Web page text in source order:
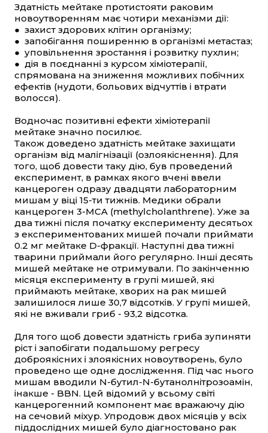
Здатність мейтаке протистояти раковим
новоутворенням має чотири механізми дії:
● захист здорових клітин організму;
● запобігання поширенню в організмі метастаз;
● уповільнення зростання і розвитку пухлин;
● дія в поєднанні з курсом хіміотерапії,
спрямована на зниження можливих побічних
ефектів (нудоти, больових відчуттів і втрати
волосся).
Водночас позитивні ефекти хіміотерапії
мейтаке значно посилює.
Також доведено здатність мейтаке захищати
організм від малігнізації (озлоякіснення). Для
того, щоб довести таку дію, був проведений
експеримент, в рамках якого вчені ввели
канцероген одразу двадцяти лабораторним
мишам у віці 15-ти тижнів. Медики обрали
канцероген 3-MCA (methylcholanthrene). Уже за
два тижні після початку експерименту десятьох
з експериментованих мишей почали приймати
0.2 мг мейтаке D-фракції. Наступні два тижні
тварини приймали його регулярно. Інші десять
мишей мейтаке не отримували. По закінченню
місяця експерименту в групі мишей, які
приймають мейтаке, хворих на рак мишей
залишилося лише 30,7 відсотків. У групі мишей,
які не вживали гриб - 93,2 відсотка.
Для того щоб довести здатність гриба зупиняти
ріст і запобігати подальшому регресу
доброякісних і злоякісних новоутворень, було
проведено ще одне дослідження. Під час нього
мишам вводили N-бутил-N-бутанолнітрозоамін,
інакше - BBN. Цей відомий у всьому світі
канцерогенний компонент має вражаючу дію
на сечовий міхур. Упродовж двох місяців у всіх
піддослідних мишей було діагностовано рак